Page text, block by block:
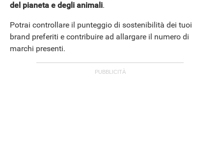
del pianeta e degli animali.
Potrai controllare il punteggio di sostenibilità dei tuoi
brand preferiti e contribuire ad allargare il numero di
marchi presenti.